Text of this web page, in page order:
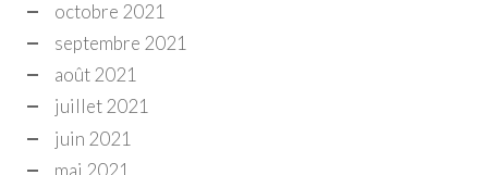
octobre 2021
septembre 2021
août 2021
juillet 2021
juin 2021
mai 2021